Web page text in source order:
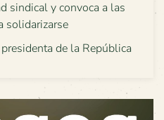
sindical y convoca a las
solidarizarse
de la República